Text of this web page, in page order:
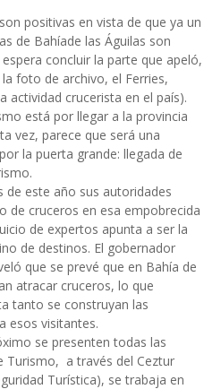
positivas en vista de que ya un
de Bahíade las Águilas son
concluir la parte que apeló,
foto de archivo, el Ferries,
actividad crucerista en el país).
está por llegar a la provincia
vez, parece que será una
la puerta grande: llegada de
de este año sus autoridades
de cruceros en esa empobrecida
de expertos apunta a ser la
de destinos. El gobernador
que se prevé que en Bahía de
atracar cruceros, lo que
tanto se construyan las
esos visitantes.
se presenten todas las
Turismo, a través del Ceztur
Turística), se trabaja en